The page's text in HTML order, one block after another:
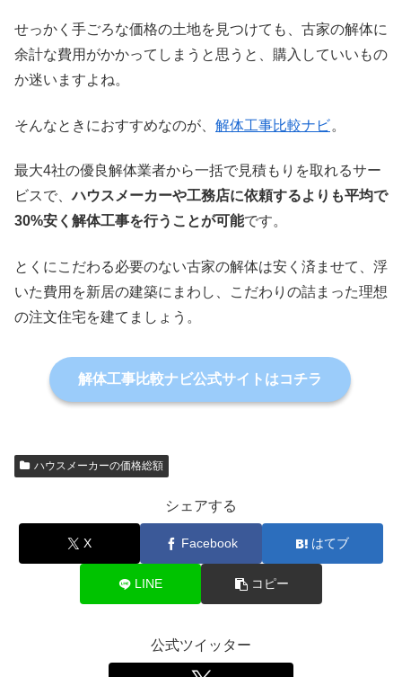
せっかく手ごろな価格の土地を見つけても、古家の解体に
余計な費用がかかってしまうと思うと、購入していいもの
か迷いますよね。
そんなときにおすすめなのが、 解体工事比較ナビ。
最大4社の優良解体業者から一括で見積もりを取れるサー
ビスで、ハウスメーカーや工務店に依頼するよりも平均で
30%安く解体工事を行うことが可能です。
とくにこだわる必要のない古家の解体は安く済ませて、浮
いた費用を新居の建築にまわし、こだわりの詰まった理想
の注文住宅を建てましょう。
解体工事比較ナビ公式サイトはコチラ
ハウスメーカーの価格総額
シェアする
X Facebook はてブ
LINE コピー
公式ツイッター